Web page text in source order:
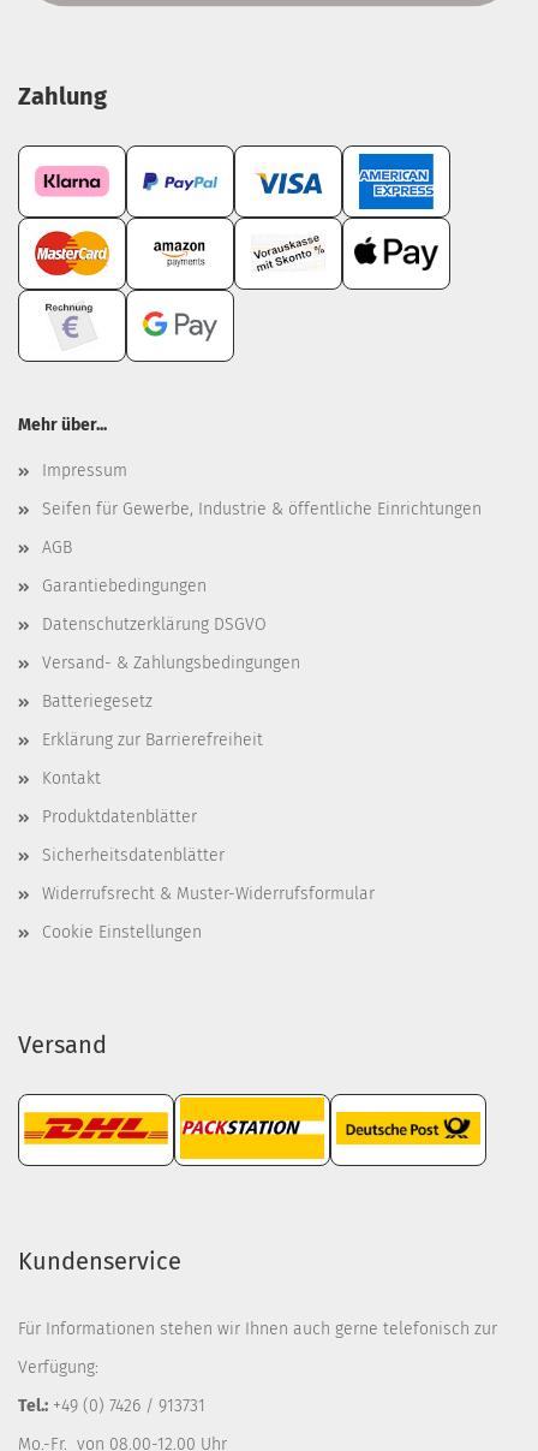
Zahlung
Mehr über...
Impressum
Seifen für Gewerbe, Industrie & öffentliche Einrichtungen
AGB
Garantiebedingungen
Datenschutzerklärung DSGVO
Versand- & Zahlungsbedingungen
Batteriegesetz
Erklärung zur Barrierefreiheit
Kontakt
Produktdatenblätter
Sicherheitsdatenblätter
Widerrufsrecht & Muster-Widerrufsformular
Cookie Einstellungen
Versand
Kundenservice
Für Informationen stehen wir Ihnen auch gerne telefonisch zur
Verfügung:
Tel.: +49 (0) 7426 / 913731
Mo.-Fr. von 08.00-12.00 Uhr